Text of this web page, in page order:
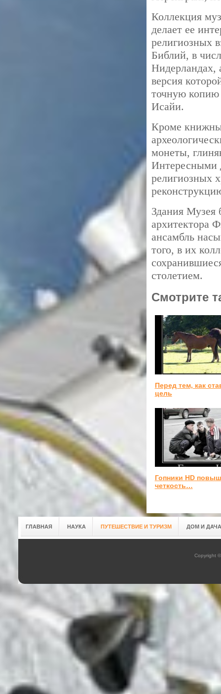
Коллекция
делает ее
религиозных
Библий, в
Нидерландах,
версия
точную копию
Исайи.
Кроме
монеты,
Интересными
религиозных
Здания Музея
архитектора
ансамбль
того, в их
столетием.
Смотрите
Перед тем, как
цель
Гопники HD
четкость…
ГЛАВНАЯ НАУКА ПУТЕШЕСТВИЕ И ТУРИЗМ ДОМ И ДАЧА
Copyright